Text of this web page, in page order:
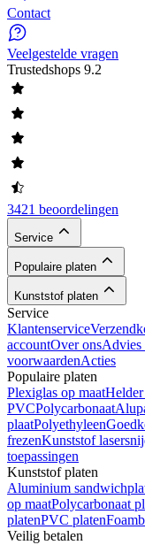
Contact
Veelgestelde vragen
Trustedshops 9.2
3421 beoordelingen
Service
Populaire platen
Kunststof platen
Service
Klantenservice
accountOver onsAdvies
voorwaardenActies
Populaire platen
Plexiglas op maat
PVCPolycarbonaat
plaatPolyethyleen
frezenKunststof
toepassingen
Kunststof platen
Aluminium
op maatPolycarbonaat
platenPVC platen
Veilig betalen